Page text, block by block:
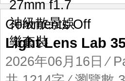
裝
Comments Offon
Lens
35mm
f1.4
Light Lens Lab
2026年06月16日 ⁄